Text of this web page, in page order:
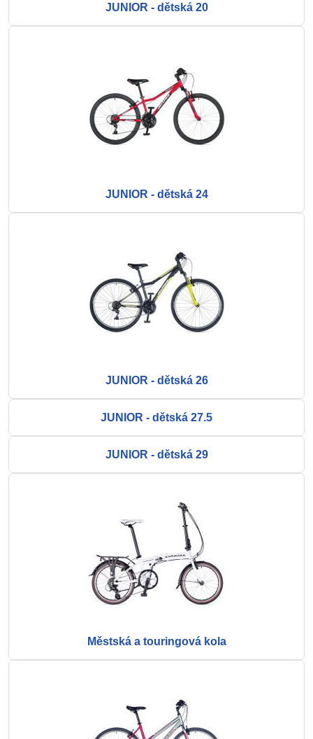
JUNIOR - dětská 20
JUNIOR - dětská 24
JUNIOR - dětská 26
JUNIOR - dětská 27.5
JUNIOR - dětská 29
Městská a touringová kola